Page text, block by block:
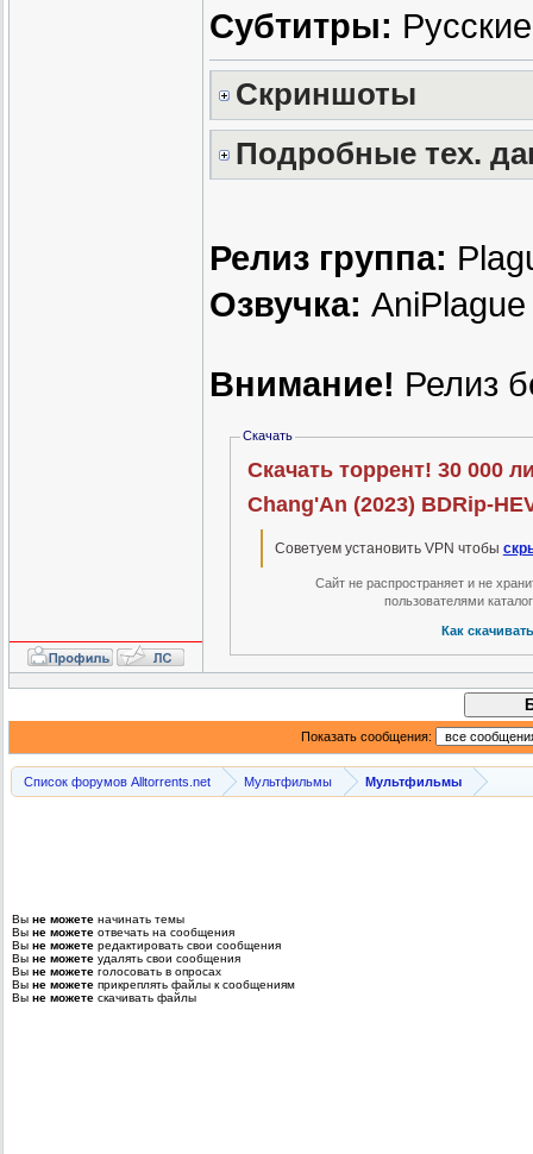
Субтитры:
Скриншоты
Подробные тех.
Релиз группа:
Озвучка: AniPlague
Внимание! Релиз
Скачать
Скачать торрент! 30 000
Chang'An (2023) BDRip-
Советуем установить VPN чтобы
Сайт не распространяет и не
пользователями
Как
Показать сообщения:
Список форумов Alltorrents.net Мультфильмы Мультфильмы
Вы не можете начинать темы
Вы не можете отвечать на сообщения
Вы не можете редактировать свои сообщения
Вы не можете удалять свои сообщения
Вы не можете голосовать в опросах
Вы не можете прикреплять файлы к сообщениям
Вы не можете скачивать файлы